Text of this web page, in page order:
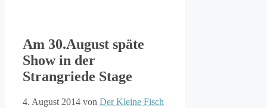
Am 30.August späte
Show in der
Strangriede Stage
4. August 2014 von Der Kleine Fisch